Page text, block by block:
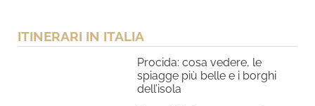
ITINERARI IN ITALIA
Procida: cosa vedere, le
spiagge più belle e i borghi
dell’isola